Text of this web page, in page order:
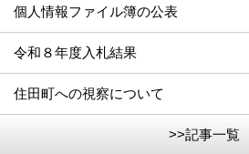
個人情報ファイル簿の公表
令和８年度入札結果
住田町への視察について
>>記事一覧